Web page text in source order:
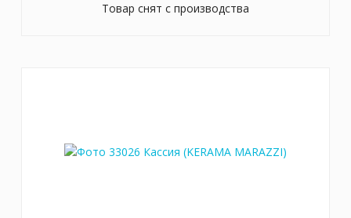
Товар снят с производства